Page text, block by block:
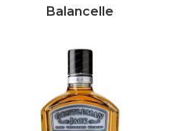
Balancelle